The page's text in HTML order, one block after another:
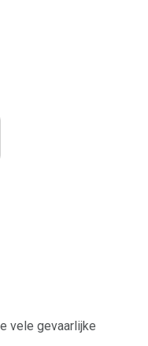
vele gevaarlijke